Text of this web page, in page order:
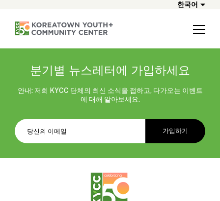
한국어
분기별 뉴스레터에 가입하세요
안내: 저희 KYCC 단체의 최신 소식을 접하고, 다가오는 이벤트
에 대해 알아보세요.